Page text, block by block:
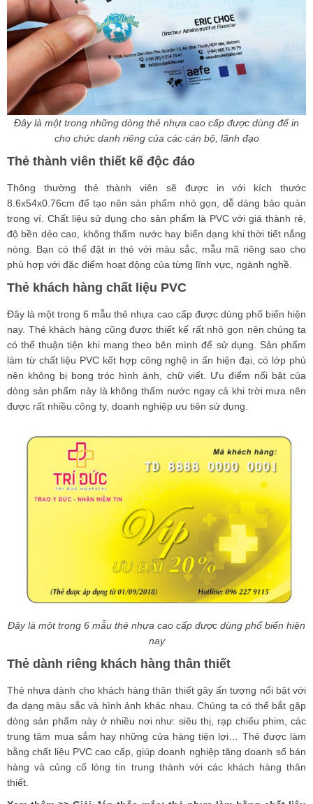
Đây là một trong những dòng thẻ nhựa cao cấp được dùng để in
cho chức danh riêng của các cán bộ, lãnh đạo
Thẻ thành viên thiết kế độc đáo
Thông thường thẻ thành viên sẽ được in với kích thước
8.6x54x0.76cm để tạo nên sản phẩm nhỏ gọn, dễ dàng bảo quản
trong ví. Chất liệu sử dụng cho sản phẩm là PVC với giá thành rẻ,
độ bền dẻo cao, không thấm nước hay biến dạng khi thời tiết nắng
nóng. Bạn có thể đặt in thẻ với màu sắc, mẫu mã riêng sao cho
phù hợp với đặc điểm hoạt động của từng lĩnh vực, ngành nghề.
Thẻ khách hàng chất liệu PVC
Đây là một trong 6 mẫu thẻ nhựa cao cấp được dùng phổ biến hiện
nay. Thẻ khách hàng cũng được thiết kế rất nhỏ gọn nên chúng ta
có thể thuận tiện khi mang theo bên mình để sử dụng. Sản phẩm
làm từ chất liệu PVC kết hợp công nghệ in ấn hiện đại, có lớp phủ
nên không bị bong tróc hình ảnh, chữ viết. Ưu điểm nổi bật của
dòng sản phẩm này là không thấm nước ngay cả khi trời mưa nên
được rất nhiều công ty, doanh nghiệp ưu tiên sử dụng.
Đây là một trong 6 mẫu thẻ nhựa cao cấp được dùng phổ biến hiện
nay
Thẻ dành riêng khách hàng thân thiết
Thẻ nhựa dành cho khách hàng thân thiết gây ấn tượng nổi bật với
đa dạng màu sắc và hình ảnh khác nhau. Chúng ta có thể bắt gặp
dòng sản phẩm này ở nhiều nơi như: siêu thị, rạp chiếu phim, các
trung tâm mua sắm hay những cửa hàng tiện lợi… Thẻ được làm
bằng chất liệu PVC cao cấp, giúp doanh nghiệp tăng doanh số bán
hàng và củng cố lòng tin trung thành với các khách hàng thân
thiết.